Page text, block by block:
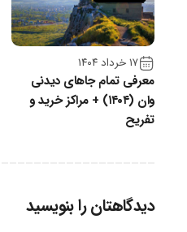
۱۷ خرداد ۱۴۰۴
معرفی تمام جاهای دیدنی
وان (۱۴۰۴) + مراکز خرید و
تفریح
دیدگاهتان را بنویسید